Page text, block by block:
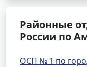
Районные
России по
ОСП № 1 по